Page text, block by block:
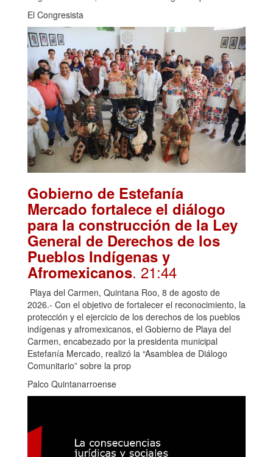
El Congresista
Gobierno de Estefanía
Mercado fortalece el diálogo
para la construcción de la Ley
General de Derechos de los
Pueblos Indígenas y
Afromexicanos. 21:44
Playa del Carmen, Quintana Roo, 8 de agosto de
2026.- Con el objetivo de fortalecer el reconocimiento, la
protección y el ejercicio de los derechos de los pueblos
indígenas y afromexicanos, el Gobierno de Playa del
Carmen, encabezado por la presidenta municipal
Estefanía Mercado, realizó la “Asamblea de Diálogo
Comunitario” sobre la prop
Palco Quintanarroense